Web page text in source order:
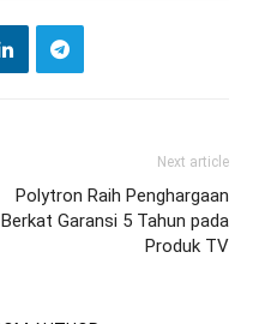
Next article
Polytron Raih Penghargaan
Berkat Garansi 5 Tahun pada
Produk TV